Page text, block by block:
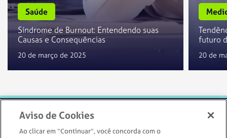
Saúde
Síndrome de Burnout: Entendendo suas
Causas e Consequências
20 de março de 2025
futuro
20 de
Aviso de Cookies
Ao clicar em “Continuar”, você concorda com o